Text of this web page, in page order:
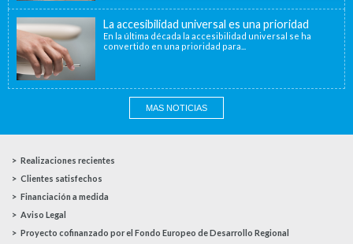
La accesibilidad universal es una prioridad
En la última década la accesibilidad universal se ha
convertido en una prioridad para...
MAS NOTICIAS
Realizaciones recientes
Clientes satisfechos
Financiación a medida
Aviso Legal
Proyecto cofinanzado por el Fondo Europeo de Desarrollo Regional